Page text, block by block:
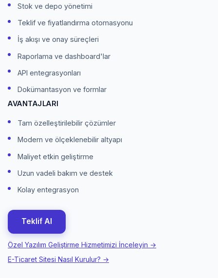
Stok ve depo yönetimi
Teklif ve fiyatlandırma otomasyonu
İş akışı ve onay süreçleri
Raporlama ve dashboard'lar
API entegrasyonları
Dokümantasyon ve formlar
AVANTAJLARI
Tam özelleştirilebilir çözümler
Modern ve ölçeklenebilir altyapı
Maliyet etkin geliştirme
Uzun vadeli bakım ve destek
Kolay entegrasyon
Teklif Al
Özel Yazılım Geliştirme Hizmetimizi İnceleyin →
E-Ticaret Sitesi Nasıl Kurulur? →